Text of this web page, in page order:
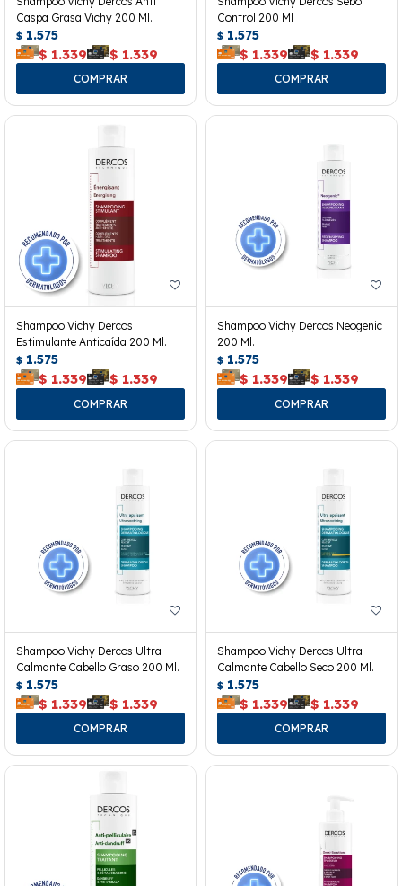
Caspa Grasa Vichy 200 Ml.
$ 1.575
$ 1.339 $ 1.339
Control 200 Ml
$ 1.575
$ 1.339 $ 1.339
Shampoo Vichy Dercos
Estimulante Anticaída 200 Ml.
$ 1.575
$ 1.339 $ 1.339
Shampoo Vichy Dercos Neogenic
200 Ml.
$ 1.575
$ 1.339 $ 1.339
Shampoo Vichy Dercos Ultra
Calmante Cabello Graso 200 Ml.
$ 1.575
$ 1.339 $ 1.339
Shampoo Vichy Dercos Ultra
Calmante Cabello Seco 200 Ml.
$ 1.575
$ 1.339 $ 1.339